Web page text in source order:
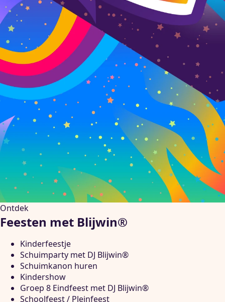
Ontdek
Feesten met Blijwin®
Kinderfeestje
Schuimparty met DJ Blijwin®
Schuimkanon huren
Kindershow
Groep 8 Eindfeest met DJ Blijwin®
Schoolfeest / Pleinfeest